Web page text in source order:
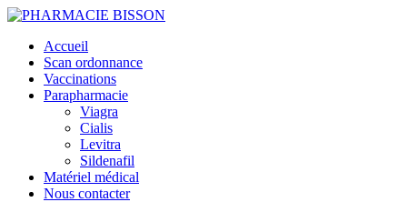
Accueil
Scan ordonnance
Vaccinations
Parapharmacie
Viagra
Cialis
Levitra
Sildenafil
Matériel médical
Nous contacter